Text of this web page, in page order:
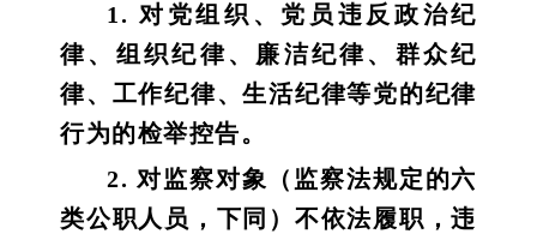
1. 对党组织、党员违反政治纪
律、组织纪律、廉洁纪律、群众纪
律、工作纪律、生活纪律等党的纪律
行为的检举控告。
2. 对监察对象（监察法规定的六
类公职人员，下同）不依法履职，违